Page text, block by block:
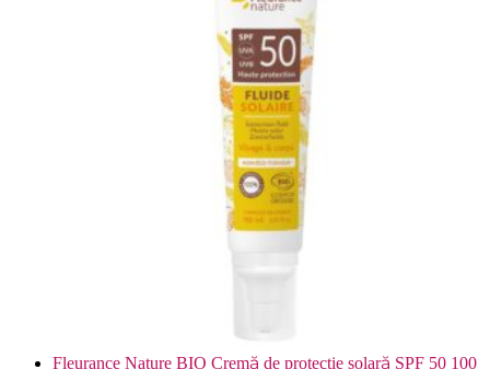
Fleurance Nature BIO Cremă de protecție solară SPF 50 100